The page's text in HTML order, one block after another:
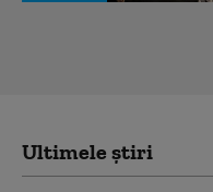
Ultimele știri